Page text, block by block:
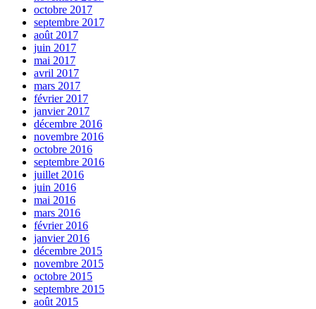
octobre 2017
septembre 2017
août 2017
juin 2017
mai 2017
avril 2017
mars 2017
février 2017
janvier 2017
décembre 2016
novembre 2016
octobre 2016
septembre 2016
juillet 2016
juin 2016
mai 2016
mars 2016
février 2016
janvier 2016
décembre 2015
novembre 2015
octobre 2015
septembre 2015
août 2015